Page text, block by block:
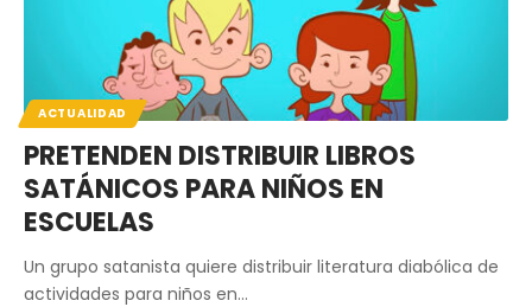
ACTUALIDAD
PRETENDEN DISTRIBUIR LIBROS
SATÁNICOS PARA NIÑOS EN
ESCUELAS
Un grupo satanista quiere distribuir literatura diabólica de
actividades para niños en…